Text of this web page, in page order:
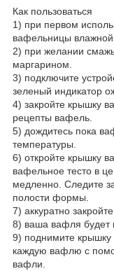
Как пользоваться
1) при первом
вафельницы
2) при желании
маргарином.
3) подключите
зеленый индикатор
4) закройте крышку
рецепты вафель.
5) дождитесь пока
температуры.
6) откройте крышку
вафельное тесто в
медленно. Следите
полости формы.
7) аккуратно
8) ваша вафля будет
9) поднимите крышку
каждую вафлю с
вафли.